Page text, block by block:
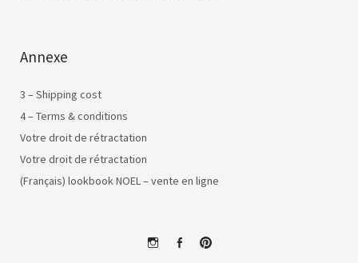
Annexe
3 – Shipping cost
4 – Terms & conditions
Votre droit de rétractation
Votre droit de rétractation
(Français) lookbook NOEL – vente en ligne